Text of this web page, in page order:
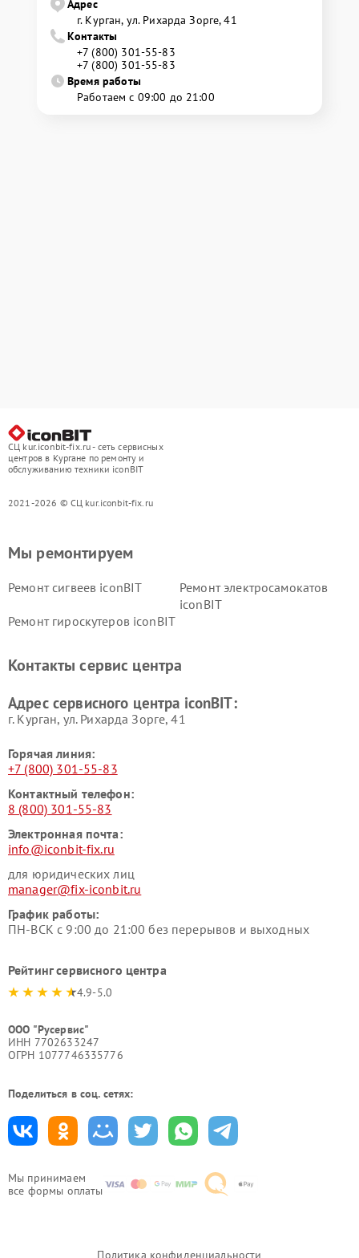
Адрес
г. Курган, ул. Рихарда Зорге, 41
Контакты
+7 (800) 301-55-83
+7 (800) 301-55-83
Время работы
Работаем с 09:00 до 21:00
СЦ kur.iconbit-fix.ru - сеть сервисных
центров в Кургане по ремонту и
обслуживанию техники iconBIT
2021-2026 © СЦ kur.iconbit-fix.ru
Мы принимаем
все формы оплаты
Мы ремонтируем
Ремонт сигвеев iconBIT
Ремонт электросамокатов
iconBIT
Ремонт гироскутеров iconBIT
Контакты сервис центра
Адрес сервисного центра iconBIT:
г. Курган, ул. Рихарда Зорге, 41
Горячая линия:
+7 (800) 301-55-83
Контактный телефон:
8 (800) 301-55-83
Электронная почта:
info@iconbit-fix.ru
для юридических лиц
manager@fix-iconbit.ru
График работы:
ПН-ВСК с 9:00 до 21:00 без перерывов и выходных
Рейтинг сервисного центра
4.9-5.0
ООО "Русервис"
ИНН 7702633247
ОГРН 1077746335776
Поделиться в соц. сетях: